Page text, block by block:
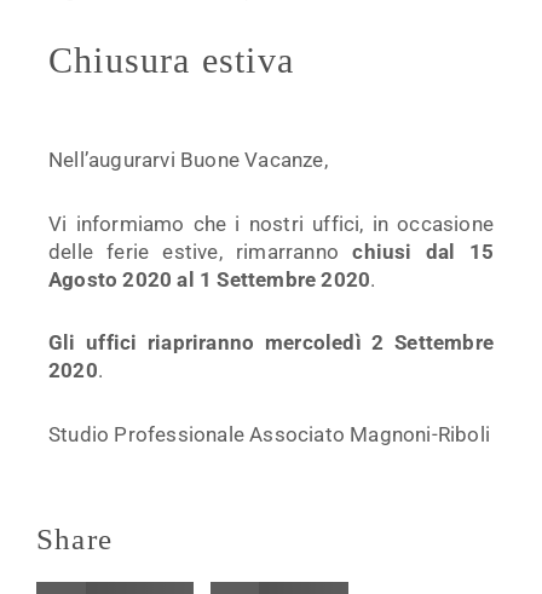
Chiusura estiva
Nell’augurarvi Buone Vacanze,
Vi informiamo che i nostri uffici, in occasione
delle ferie estive, rimarrannochiusi dal 15
Agosto 2020 al 1 Settembre 2020.
Gli uffici riapriranno mercoledì 2 Settembre
2020.
Studio Professionale Associato Magnoni-Riboli
Share